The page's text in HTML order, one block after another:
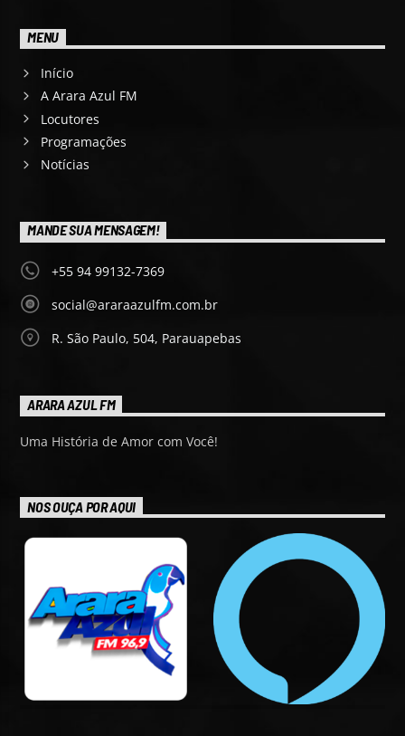
MENU
Início
A Arara Azul FM
Locutores
Programações
Notícias
MANDE SUA MENSAGEM!
+55 94 99132-7369
social@araraazulfm.com.br
R. São Paulo, 504, Parauapebas
ARARA AZUL FM
Uma História de Amor com Você!
NOS OUÇA POR AQUI